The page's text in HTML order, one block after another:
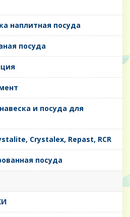
наплитная посуда
посуда
и посуда для
Crystalex, Repast, RCR
посуда